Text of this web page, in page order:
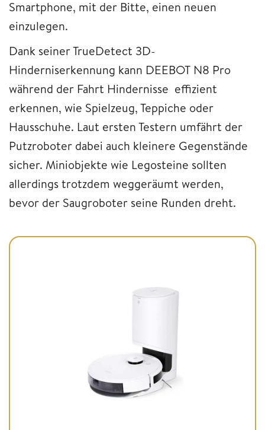
Smartphone, mit der Bitte, einen neuen
einzulegen.
Dank seiner TrueDetect 3D-
Hinderniserkennung kann DEEBOT N8 Pro
während der Fahrt Hindernisse effizient
erkennen, wie Spielzeug, Teppiche oder
Hausschuhe. Laut ersten Testern umfährt der
Putzroboter dabei auch kleinere Gegenstände
sicher. Miniobjekte wie Legosteine sollten
allerdings trotzdem weggeräumt werden,
bevor der Saugroboter seine Runden dreht.